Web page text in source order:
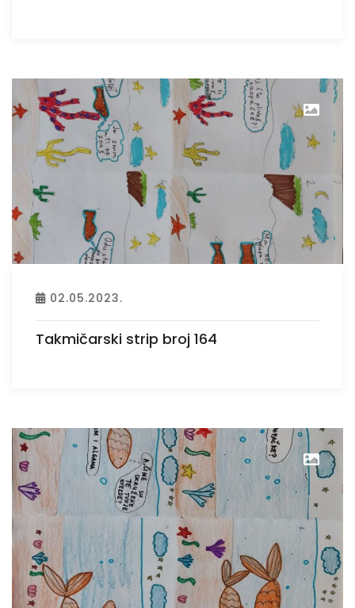
02.05.2023.
Takmičarski strip broj 164